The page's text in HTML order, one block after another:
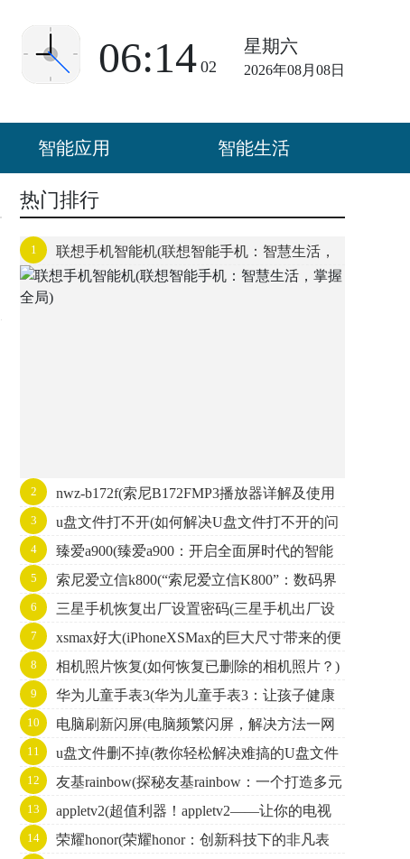
星期六
2026年08月08日
06:14 02
智能应用 智能生活
热门排行
1
联想手机智能机(联想智能手机：智慧生活，
掌握全局)
2
nwz-b172f(索尼B172FMP3播放器详解及使用
技巧指南)
3
u盘文件打不开(如何解决U盘文件打不开的问
题)
4
臻爱a900(臻爱a900：开启全面屏时代的智能
手机之选)
5
索尼爱立信k800(“索尼爱立信K800”：数码界
的经典之作)
6
三星手机恢复出厂设置密码(三星手机出厂设
置密码详解及操作步骤)
7
xsmax好大(iPhoneXSMax的巨大尺寸带来的便
捷与挑战)
8 相机照片恢复(如何恢复已删除的相机照片？)
9
华为儿童手表3(华为儿童手表3：让孩子健康
成长的智能手表)
10
电脑刷新闪屏(电脑频繁闪屏，解决方法一网
打尽！)
11
u盘文件删不掉(教你轻松解决难搞的U盘文件
删除问题)
12
友基rainbow(探秘友基rainbow：一个打造多元
友爱社区的故事)
13
appletv2(超值利器！appletv2——让你的电视
焕然一新！)
14
荣耀honor(荣耀honor：创新科技下的非凡表